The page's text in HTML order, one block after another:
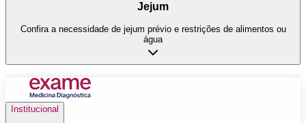
Jejum
Confira a necessidade de jejum prévio e restrições de alimentos ou
água
Institucional